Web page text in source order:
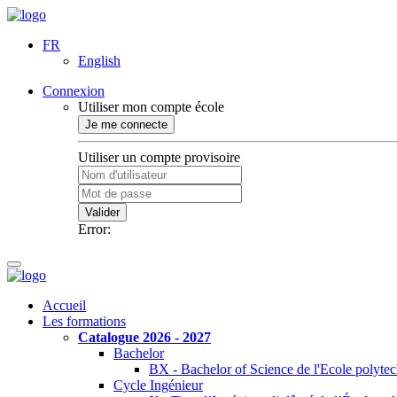
FR
English
Connexion
Utiliser mon compte école
Je me connecte
Utiliser un compte provisoire
Valider
Error:
Accueil
Les formations
Catalogue 2026 - 2027
Bachelor
BX - Bachelor of Science de l'Ecole
Cycle Ingénieur